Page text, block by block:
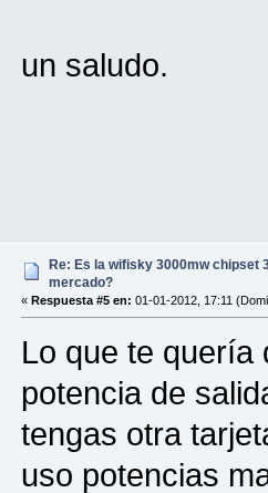
un saludo.
Re: Es la wifisky 3000mw chipset
mercado?
« Respuesta #5 en: 01-01-2012, 17:11
Lo que te quería
potencia de
tengas otra
uso potencias